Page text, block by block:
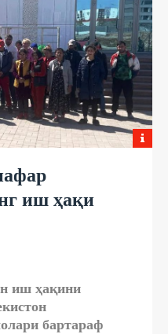
иш ҳақи
иш ҳақини
бартараф